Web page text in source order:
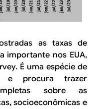
as taxas de
importante nos EUA,
É uma espécie de
e procura trazer
sobre as
socioeconômicas e